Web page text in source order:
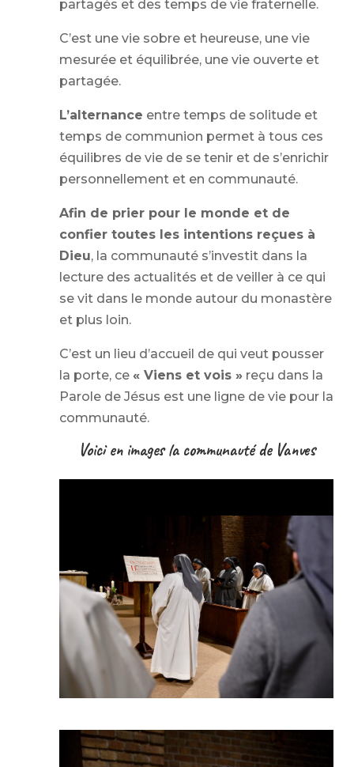
partagés et des temps de vie fraternelle.
C’est une vie sobre et heureuse, une vie
mesurée et équilibrée, une vie ouverte et
partagée.
L’alternance entre temps de solitude et
temps de communion permet à tous ces
équilibres de vie de se tenir et de s’enrichir
personnellement et en communauté.
Afin de prier pour le monde et de
confier toutes les intentions reçues à
Dieu, la communauté s’investit dans la
lecture des actualités et de veiller à ce qui
se vit dans le monde autour du monastère
et plus loin.
C’est un lieu d’accueil de qui veut pousser
la porte, ce « Viens et vois » reçu dans la
Parole de Jésus est une ligne de vie pour la
communauté.
Voici en images la communauté de Vanves